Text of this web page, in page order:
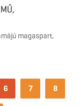
magaspart,
6 7 8